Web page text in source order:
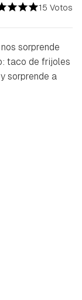
15 Votos
sorprende
taco de frijoles
sorprende a